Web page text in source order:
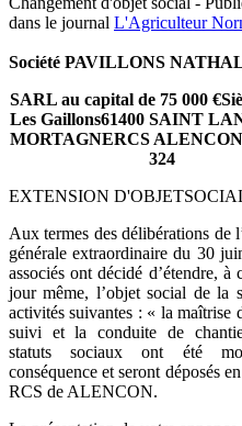
dans le journal L'Agriculteur
Société PAVILLONS
SARL au capital de 75 000
Les Gaillons61400 SAINT
MORTAGNERCS ALENCON
324
EXTENSION
Aux termes des délibérations de
générale extraordinaire du 30
associés ont décidé d’étendre, à
jour même, l’objet social de la
activités suivantes : « la maîtrise
suivi et la conduite de
statuts sociaux ont été
conséquence et seront déposés
RCS de ALENCON.